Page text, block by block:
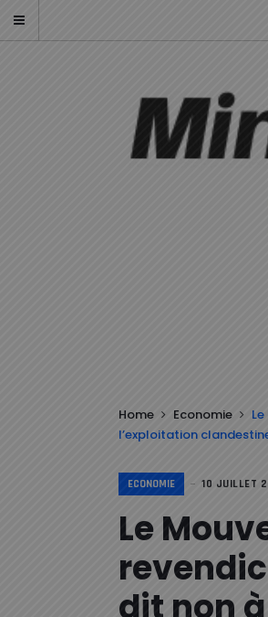
Home Economie
l’exploitation
ECONOMIE 10 JUILLET
Le
dit non